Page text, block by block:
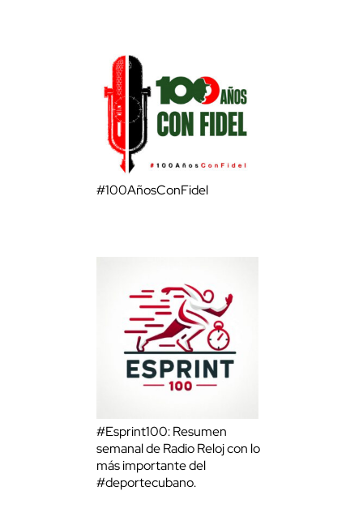
#100AñosConFidel
#Esprint100: Resumen
semanal de Radio Reloj con lo
más importante del
#deportecubano.